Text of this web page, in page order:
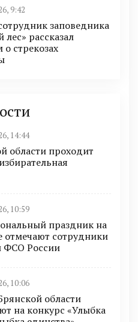
9:42
заповедника
лес» рассказал
о стрекозах
14:44
области проходит
10:59
праздник на
сотрудники
ФСО России
10:06
области
на конкурс «Улыбка